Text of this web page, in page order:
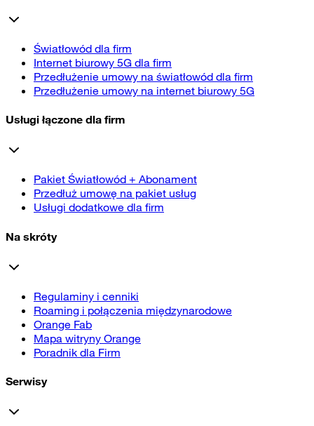
Światłowód dla firm
Internet biurowy 5G dla firm
Przedłużenie umowy na światłowód dla firm
Przedłużenie umowy na internet biurowy 5G
Usługi łączone dla firm
Pakiet Światłowód + Abonament
Przedłuż umowę na pakiet usług
Usługi dodatkowe dla firm
Na skróty
Regulaminy i cenniki
Roaming i połączenia międzynarodowe
Orange Fab
Mapa witryny Orange
Poradnik dla Firm
Serwisy